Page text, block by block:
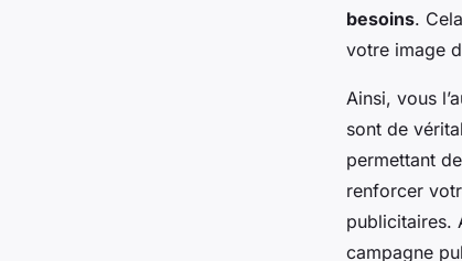
besoins.
votre image
Ainsi, vous
sont de
permettant
renforcer
publicitaires.
campagne